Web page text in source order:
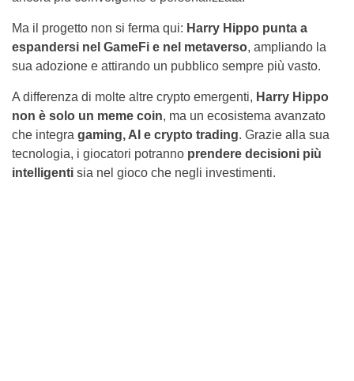
Ma il progetto non si ferma qui: Harry Hippo punta a
espandersi nel GameFi e nel metaverso, ampliando la
sua adozione e attirando un pubblico sempre più vasto.
A differenza di molte altre crypto emergenti, Harry Hippo
non è solo un meme coin, ma un ecosistema avanzato
che integra gaming, AI e crypto trading. Grazie alla sua
tecnologia, i giocatori potranno prendere decisioni più
intelligenti sia nel gioco che negli investimenti.